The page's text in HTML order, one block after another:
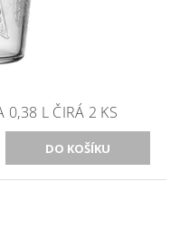
0,38 L ČIRÁ 2 KS